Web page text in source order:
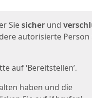
Siesicher und
autorisierte Person
auf ‘Bereitstellen’.
haben und die